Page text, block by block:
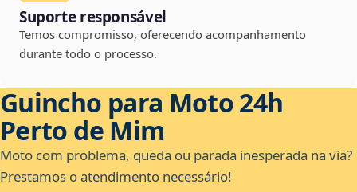
Suporte responsável
Temos compromisso, oferecendo acompanhamento
durante todo o processo.
Guincho para Moto 24h
Perto de Mim
Moto com problema, queda ou parada inesperada na via?
Prestamos o atendimento necessário!